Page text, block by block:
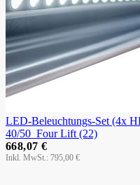
LED-Beleuchtungs-Set (4x
40/50_Four Lift (22)
795,00 €
668,07 €